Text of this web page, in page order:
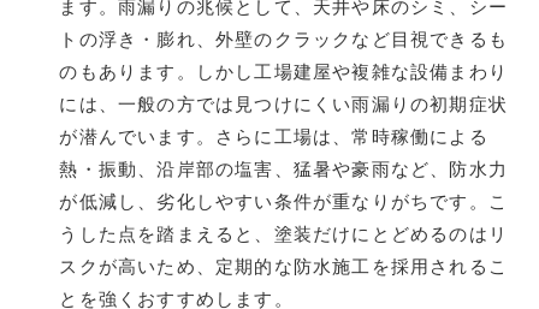
ます。雨漏りの兆候として、天井や床のシミ、シー
トの浮き・膨れ、外壁のクラックなど目視できるも
のもあります。しかし工場建屋や複雑な設備まわり
には、一般の方では見つけにくい雨漏りの初期症状
が潜んでいます。さらに工場は、常時稼働による
熱・振動、沿岸部の塩害、猛暑や豪雨など、防水力
が低減し、劣化しやすい条件が重なりがちです。こ
うした点を踏まえると、塗装だけにとどめるのはリ
スクが高いため、定期的な防水施工を採用されるこ
とを強くおすすめします。